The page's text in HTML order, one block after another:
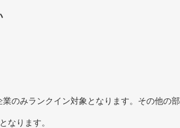
のみランクイン対象となります。その他の部
なります。